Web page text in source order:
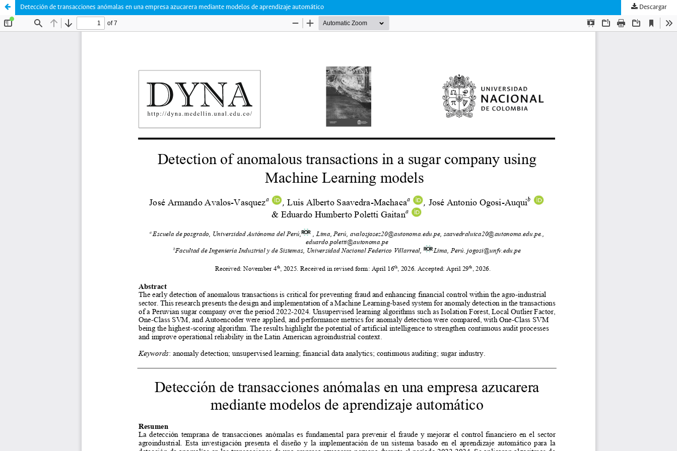
Detección de transacciones anómalas en una empresa azucarera mediante modelos de aprendizaje automático Descargar